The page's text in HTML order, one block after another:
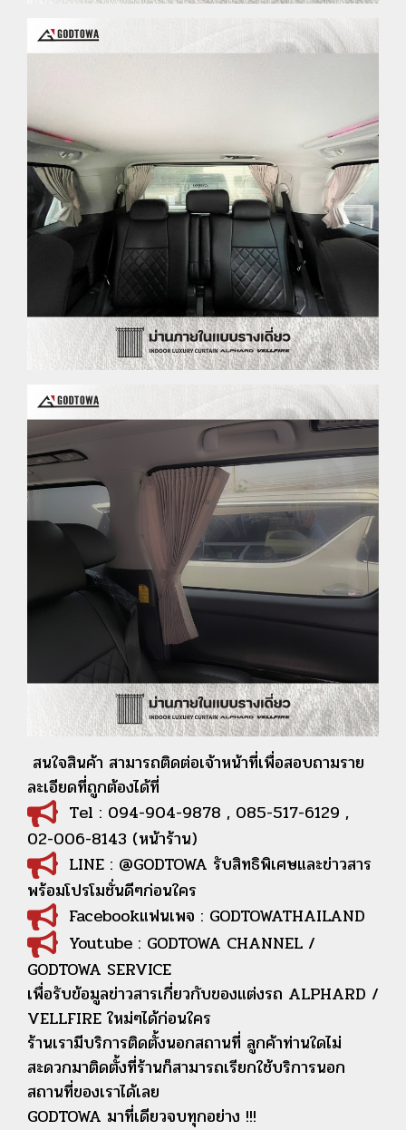
สนใจสินค้า สามารถติดต่อเจ้าหน้าที่เพื่อสอบถามราย
ละเอียดที่ถูกต้องได้ที่
Tel : 094-904-9878 , 085-517-6129 ,
02-006-8143 (หน้าร้าน)
LINE : @GODTOWA รับสิทธิพิเศษและข่าวสาร
พร้อมโปรโมชั่นดีๆก่อนใคร
Facebookแฟนเพจ : GODTOWATHAILAND
Youtube : GODTOWA CHANNEL /
GODTOWA SERVICE
เพื่อรับข้อมูลข่าวสารเกี่ยวกับของแต่งรถ ALPHARD /
VELLFIRE ใหม่ๆได้ก่อนใคร
ร้านเรามีบริการติดตั้งนอกสถานที่ ลูกค้าท่านใดไม่
สะดวกมาติดตั้งที่ร้านก็สามารถเรียกใช้บริการนอก
สถานที่ของเราได้เลย
GODTOWA มาที่เดียวจบทุกอย่าง !!!